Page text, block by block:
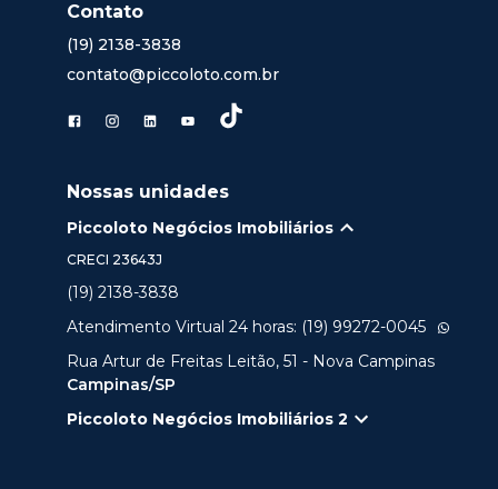
Contato
(19) 2138-3838
contato@piccoloto.com.br
Nossas unidades
Piccoloto Negócios Imobiliários
CRECI 23643J
(19) 2138-3838
Atendimento Virtual 24 horas: (19) 99272-0045
Rua Artur de Freitas Leitão, 51 - Nova Campinas
Campinas/SP
Piccoloto Negócios Imobiliários 2